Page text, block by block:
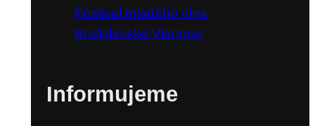
Festival mladého vína
Bratislavské Vianoce
Informujeme